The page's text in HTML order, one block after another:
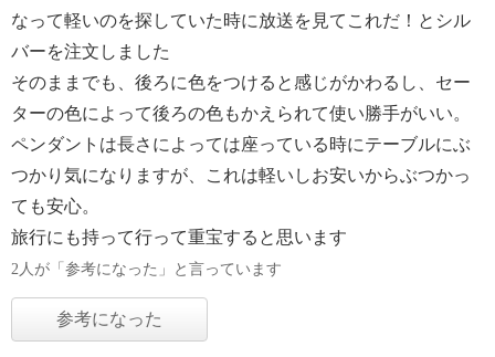
なって軽いのを探していた時に放送を見てこれだ！とシル
バーを注文しました
そのままでも、後ろに色をつけると感じがかわるし、セー
ターの色によって後ろの色もかえられて使い勝手がいい。
ペンダントは長さによっては座っている時にテーブルにぶ
つかり気になりますが、これは軽いしお安いからぶつかっ
ても安心。
旅行にも持って行って重宝すると思います
2人が「参考になった」と言っています
参考になった